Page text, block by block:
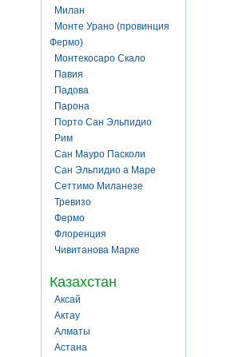
Милан
Монте Урано (провинция
Фермо)
Монтекосаро Скало
Павия
Падова
Парона
Порто Сан Эльпидио
Рим
Сан Мауро Пасколи
Сан Эльпидио а Маре
Сеттимо Миланезе
Тревизо
Фермо
Флоренция
Чивитанова Марке
Казахстан
Аксай
Актау
Алматы
Астана